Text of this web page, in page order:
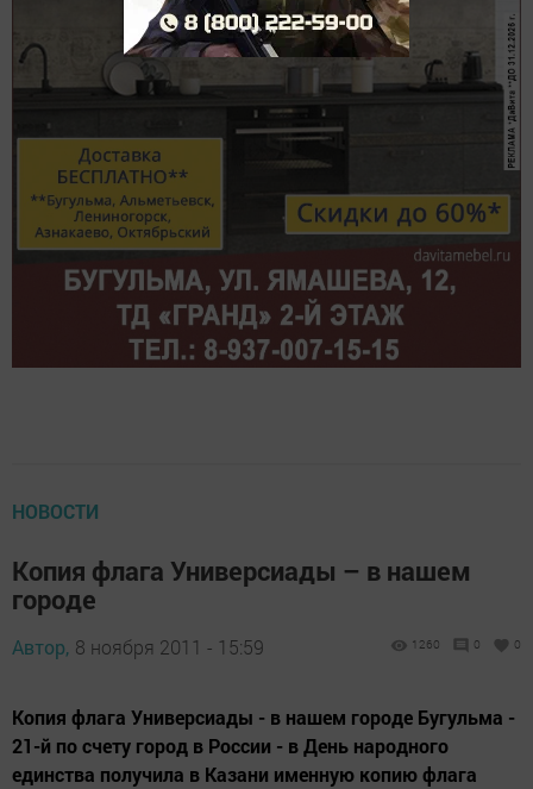
НОВОСТИ
Копия флага Универсиады – в нашем
городе
Автор, 8 ноября 2011 - 15:59 1260 0 0
Копия флага Универсиады - в нашем городе Бугульма -
21-й по счету город в России - в День народного
единства получила в Казани именную копию флага